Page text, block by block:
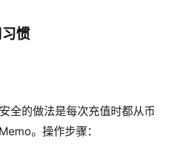
惯
全的做法是每次充值时都从币
。操作步骤：